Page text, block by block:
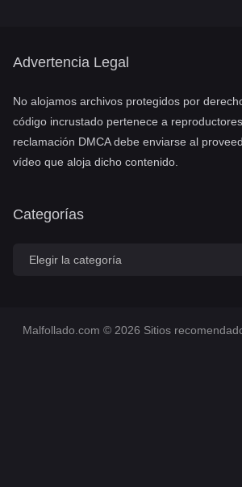
Advertencia Legal
No alojamos archivos protegidos por
código incrustado pertenece a
reclamación DMCA debe enviarse al
vídeo que aloja dicho contenido.
Categorías
Malfollado.com © 2026 Sitios